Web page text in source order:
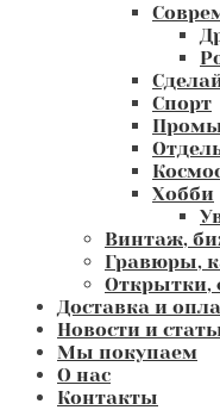
Спорт
Хобби
Винтаж,
Гравюры,
Открытки,
Доставка и
Новости и
Мы покупаем
О нас
Контакты